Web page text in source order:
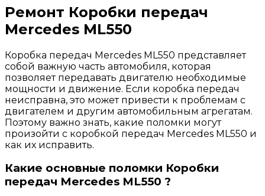
Ремонт Коробки передач
Mercedes ML550
Коробка передач Mercedes ML550 представляет
собой важную часть автомобиля, которая
позволяет передавать двигателю необходимые
мощности и движение. Если коробка передач
неисправна, это может привести к проблемам с
двигателем и другим автомобильным агрегатам.
Поэтому важно знать, какие поломки могут
произойти с коробкой передач Mercedes ML550 и
как их исправить.
Какие основные поломки Коробки
передач Mercedes ML550 ?